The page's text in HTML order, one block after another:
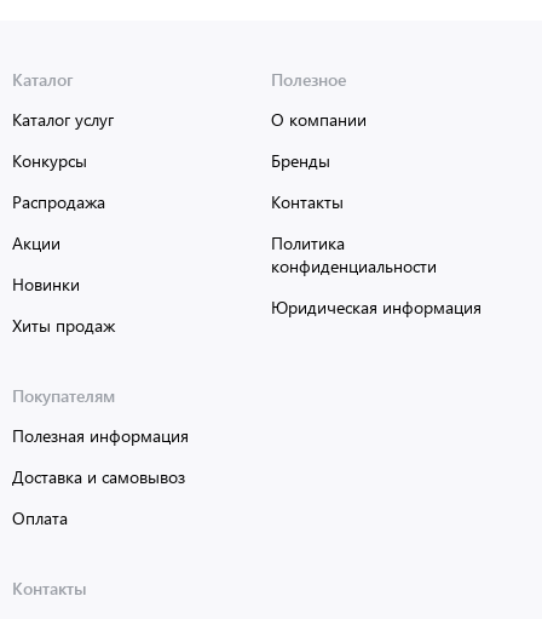
Каталог
Каталог услуг
Конкурсы
Распродажа
Акции
Новинки
Хиты продаж
Полезное
О компании
Бренды
Контакты
Политика
конфиденциальности
Юридическая информация
Покупателям
Полезная информация
Доставка и самовывоз
Оплата
Контакты